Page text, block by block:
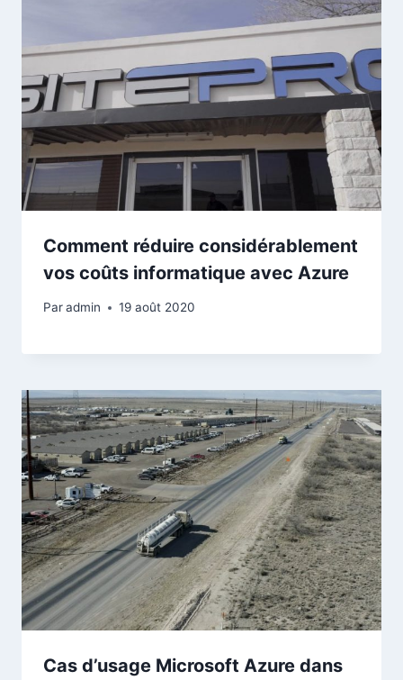
Comment réduire considérablement
vos coûts informatique avec Azure
Paradmin 19 août 2020
Cas d’usage Microsoft Azure dans